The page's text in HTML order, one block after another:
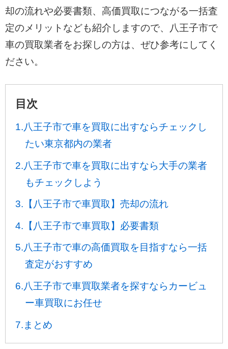
却の流れや必要書類、高価買取につながる一括査
定のメリットなども紹介しますので、八王子市で
車の買取業者をお探しの方は、ぜひ参考にしてく
ださい。
目次
1.八王子市で車を買取に出すならチェックし
たい東京都内の業者
2.八王子市で車を買取に出すなら大手の業者
もチェックしよう
3.【八王子市で車買取】売却の流れ
4.【八王子市で車買取】必要書類
5.八王子市で車の高価買取を目指すなら一括
査定がおすすめ
6.八王子市で車買取業者を探すならカービュ
ー車買取にお任せ
7.まとめ